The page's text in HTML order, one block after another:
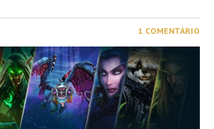
1 COMENTÁRIO